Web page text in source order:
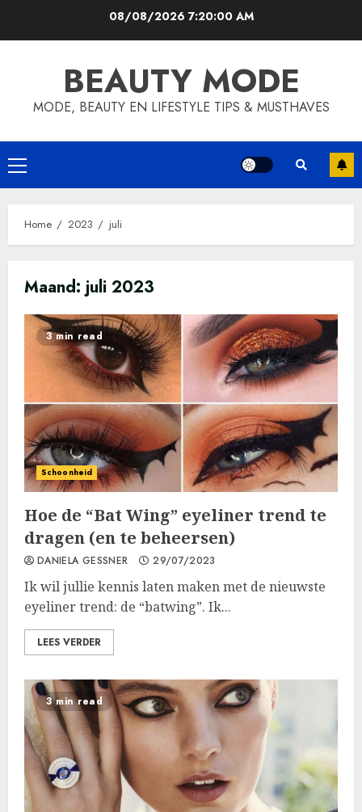
08/08/20267:20:01 AM
BEAUTY MODE
MODE, BEAUTY EN LIFESTYLE TIPS & MUSTHAVES
Primary
Menu
Home 2023 juli
Maand:juli 2023
3 min read
Schoonheid
Hoe de “Bat Wing” eyeliner trend te
dragen (en te beheersen)
DANIELA GESSNER 29/07/2023
Ik wil jullie kennis laten maken met de nieuwste
eyeliner trend: de “batwing”. Ik...
LEES VERDER
3 min read